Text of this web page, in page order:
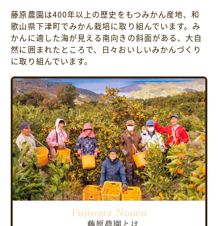
藤原農園は400年以上の歴史をもつみかん産地、和
歌山県下津町でみかん栽培に取り組んでいます。み
かんに適した海が見える南向きの斜面がある、大自
然に囲まれたところで、日々おいしいみかんづくり
に取り組んでいます。